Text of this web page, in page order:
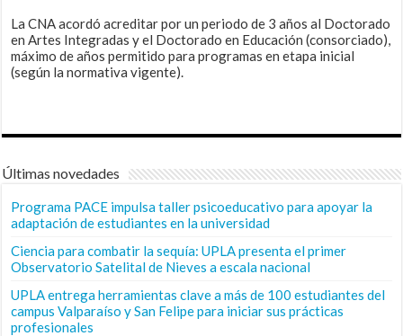
La CNA acordó acreditar por un periodo de 3 años al Doctorado
en Artes Integradas y el Doctorado en Educación (consorciado),
máximo de años permitido para programas en etapa inicial
(según la normativa vigente).
Últimas novedades
Programa PACE impulsa taller psicoeducativo para apoyar la
adaptación de estudiantes en la universidad
Ciencia para combatir la sequía: UPLA presenta el primer
Observatorio Satelital de Nieves a escala nacional
UPLA entrega herramientas clave a más de 100 estudiantes del
campus Valparaíso y San Felipe para iniciar sus prácticas
profesionales